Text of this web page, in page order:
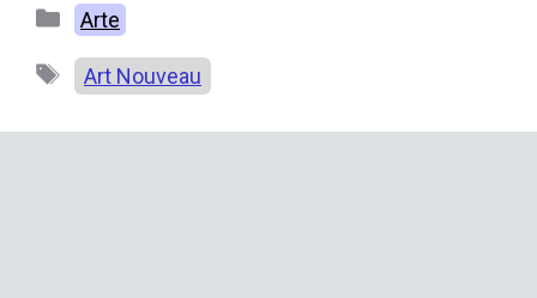
Categorías
Arte
Etiquetas
Art Nouveau